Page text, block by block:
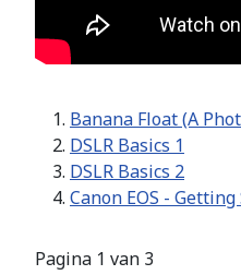
Banana Float (A
DSLR Basics 1
DSLR Basics 2
Canon EOS -
Pagina 1 van 3